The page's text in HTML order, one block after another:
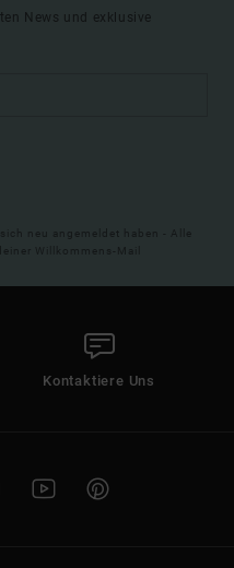
News und exklusive
neu angemeldet haben - Alle
Willkommens-Mail
Kontaktiere Uns